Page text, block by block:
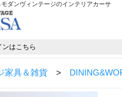
ダンヴィンテージのインテリアカーサ
ンはこちら
家具＆雑貨 >